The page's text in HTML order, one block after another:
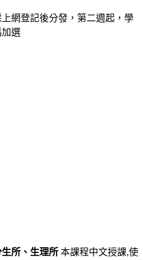
網登記後分發，第二週起，學
選
所、生理所 本課程中文授課,使